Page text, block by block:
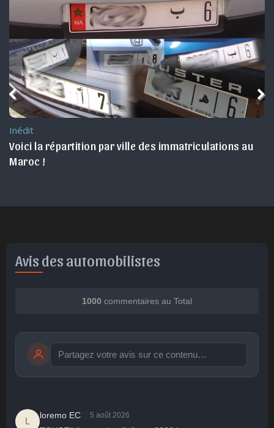
Inédit
Voici la répartition par ville des immatriculations au
Maroc !
Avis des automobilistes
1000 commentaires au Total
publication immédiate Publier
L
loremo EC 5 août 2026